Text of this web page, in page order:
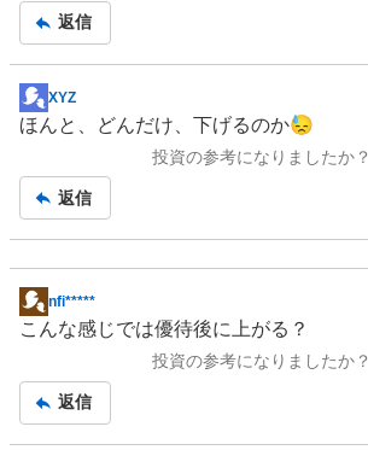
事
返信
掲
示
事
XYZ
ほんと、どんだけ、下げるのか😓
投資の参考になりましたか？
返信
掲
示
事
nfi*****
こんな感じでは優待後に上がる？
投資の参考になりましたか？
返信